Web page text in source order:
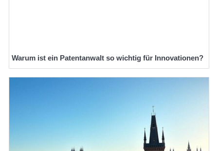
Warum ist ein Patentanwalt so wichtig für Innovationen?